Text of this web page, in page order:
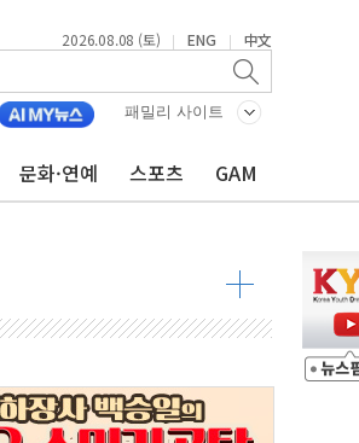
2026.08.08 (토) | ENG | 中文
패밀리 사이트
문화·연예 스포츠 GAM